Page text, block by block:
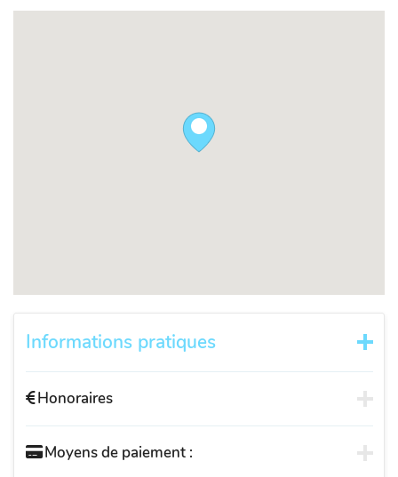
Informations pratiques
Honoraires
Moyens de paiement :